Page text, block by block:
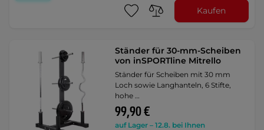
Kaufen
Ständer für 30-mm-Scheiben
von inSPORTline Mitrello
Ständer für Scheiben mit 30 mm
Loch sowie Langhanteln, 6 Stifte,
hohe …
99,90 €
auf Lager – 12.8. bei Ihnen